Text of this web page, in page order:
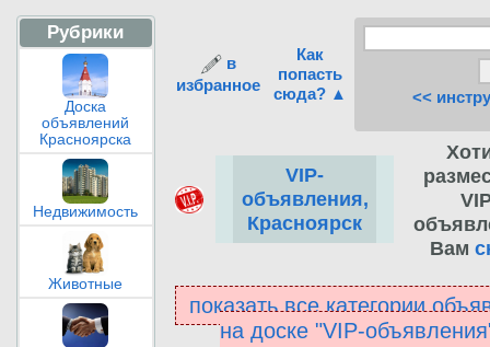
Рубрики
Доска
объявлений
Красноярска
Недвижимость
Животные
в
избранное
Как
попасть
сюда? ▲
<<
VIP-
объявления,
Красноярск
Вам
показать все категории
на доске "VIP-